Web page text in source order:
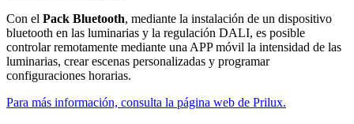
Con el Pack Bluetooth, mediante la instalación de un dispositivo
bluetooth en las luminarias y la regulación DALI, es posible
controlar remotamente mediante una APP móvil la intensidad de las
luminarias, crear escenas personalizadas y programar
configuraciones horarias.
Para más información, consulta la página web de Prilux.